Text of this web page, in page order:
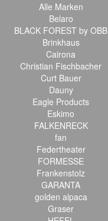
Alle Marken
Belaro
BLACK FOREST by OBB
Brinkhaus
Cairona
Christian Fischbacher
Curt Bauer
Dauny
Eagle Products
Eskimo
FALKENRECK
fan
Federtheater
FORMESSE
Frankenstolz
GARANTA
golden alpaca
Graser